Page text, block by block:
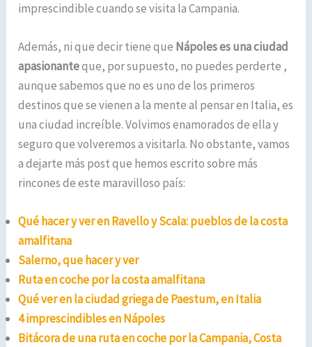
imprescindible cuando se visita la Campania.
Además, ni que decir tiene que Nápoles es una ciudad
apasionanteque, por supuesto, no puedes perderte ,
aunque sabemos que no es uno de los primeros
destinos que se vienen a la mente al pensar en Italia, es
una ciudad increíble. Volvimos enamorados de ella y
seguro que volveremos a visitarla. No obstante, vamos
a dejarte más post que hemos escrito sobre más
rincones de este maravilloso país:
Qué hacer y ver en Ravello y Scala: pueblos de la costa
amalfitana
Salerno, que hacer y ver
Ruta en coche por la costa amalfitana
Qué ver en la ciudad griega de Paestum, en Italia
4 imprescindibles en Nápoles
Bitácora de una ruta en coche por la Campania, Costa